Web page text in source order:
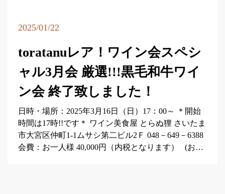
2025/01/22
toratanuレア！ワイン会スペシ
ャル3月会 厳選!!!黒毛和牛ワイ
ン会 終了致しました！
日時・場所：2025年3月16日（日）17：00～ ＊開始
時間は17時!!です＊ ワイン美食屋 とらぬ狸 さいたま
市大宮区仲町1-1ムサシ第二ビル2Ｆ 048－649－6388
会費：お一人様 40,000円（内税となります） (お…